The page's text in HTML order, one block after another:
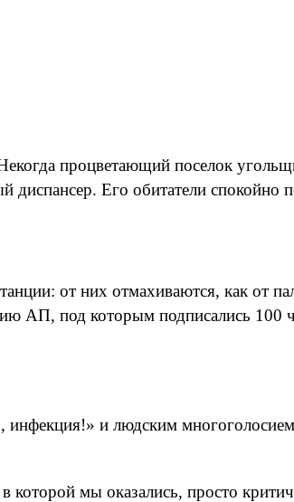
процветающий поселок
диспансер. Его обитатели
от них отмахиваются, как от
АП, под которым подписались
и людским
мы оказались, просто